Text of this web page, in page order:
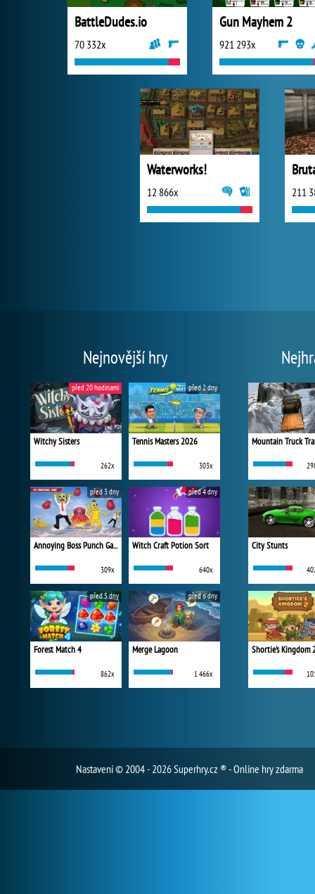
BattleDudes.io
70 332x
Gun Mayhem 2
921 293x
Waterworks!
12 866x 211
Nejnovější hry
Witchy Sisters
262x
před 20 hodinami
Tennis Masters 2026
303x
před 2 dny
Annoying Boss Punch Game
309x
před 3 dny
Witch Craft Potion Sort
640x
před 4 dny
Forest Match 4
862x
před 5 dny
Merge Lagoon
1 466x
před 6 dny
Mountain Truck
City Stunts
Shortie's Kingdom
Nastavení© 2004 - 2026 Superhry.cz ® - Online hry zdarma